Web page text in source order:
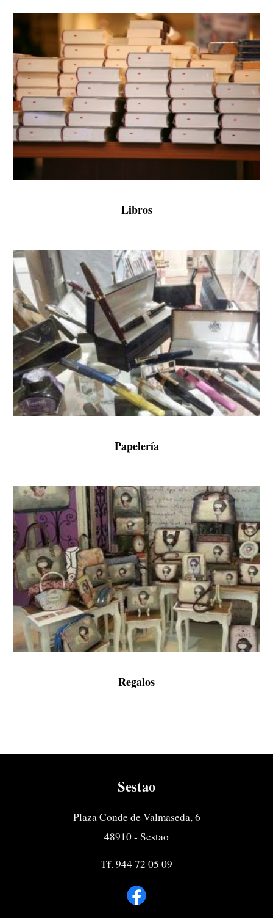
Libros
Papelería
Regalos
Sestao
Plaza Conde de Valmaseda, 6
48910 - Sestao
Tf. 944 72 05 09